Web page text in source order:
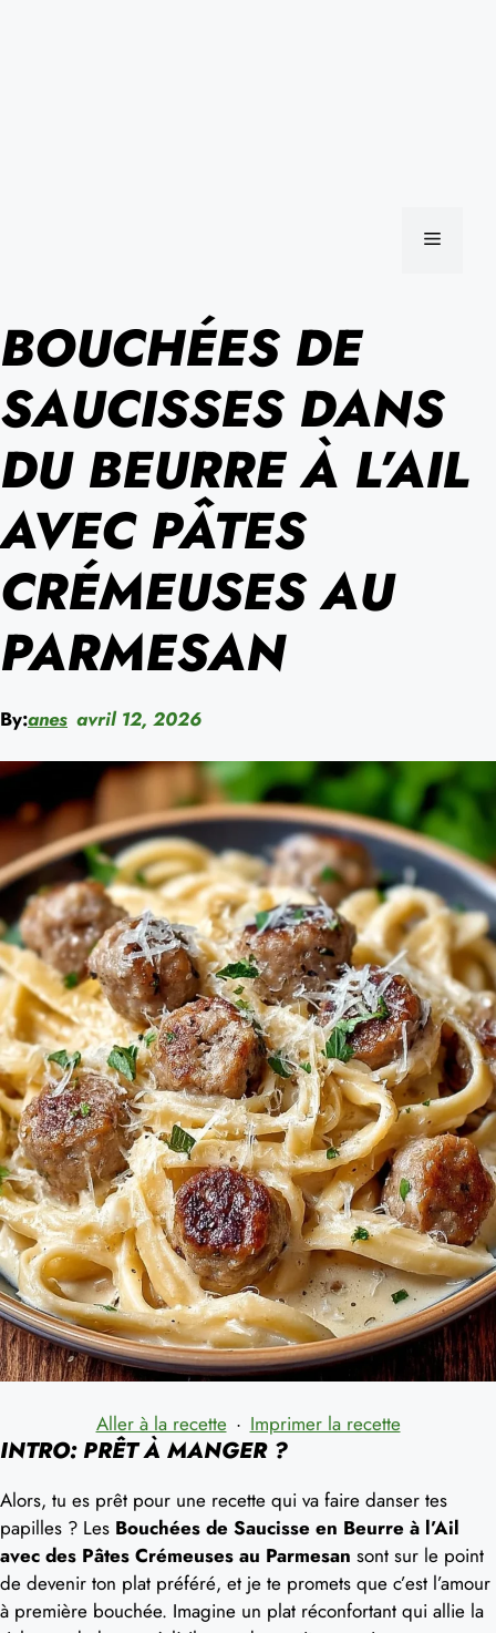
MENU
BOUCHÉES DE
SAUCISSES DANS
DU BEURRE À L’AIL
AVEC PÂTES
CRÉMEUSES AU
PARMESAN
By:anes avril 12, 2026
Aller à la recette · Imprimer la recette
INTRO: PRÊT À MANGER ?
Alors, tu es prêt pour une recette qui va faire danser tes
papilles ? Les Bouchées de Saucisse en Beurre à l’Ail
avec des Pâtes Crémeuses au Parmesan sont sur le point
de devenir ton plat préféré, et je te promets que c’est l’amour
à première bouchée. Imagine un plat réconfortant qui allie la